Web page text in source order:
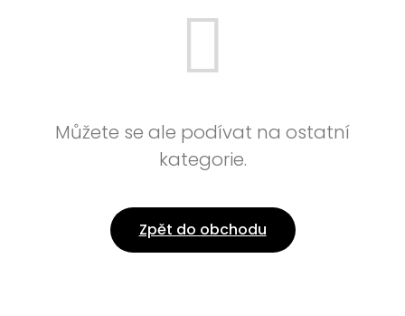
Můžete se ale podívat na ostatní
kategorie.
Zpět do obchodu